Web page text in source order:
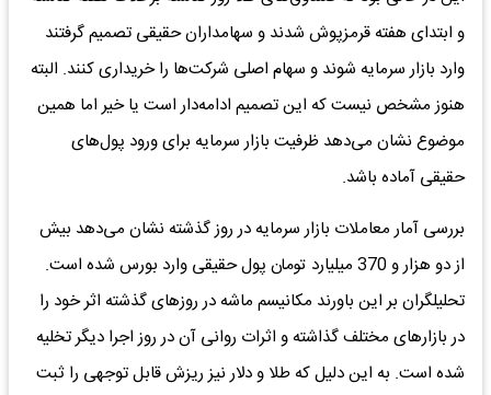
و ابتدای هفته قرمزپوش شدند و سهامداران حقیقی تصمیم گرفتند
وارد بازار سرمایه شوند و سهام اصلی شرکت‌ها را خریداری کنند. البته
هنوز مشخص نیست که این تصمیم ادامه‌دار است یا خیر اما همین
موضوع نشان می‌دهد ظرفیت بازار سرمایه برای ورود پول‌های
حقیقی آماده باشد.
بررسی آمار معاملات بازار سرمایه در روز گذشته نشان می‌دهد بیش
از دو هزار و 370 میلیارد تومان پول حقیقی وارد بورس شده است.
تحلیلگران بر این باورند مکانیسم ماشه در روزهای گذشته اثر خود را
در بازارهای مختلف گذاشته و اثرات روانی آن در روز اجرا دیگر تخلیه
شده است. به این دلیل که طلا و دلار نیز ریزش قابل توجهی را ثبت